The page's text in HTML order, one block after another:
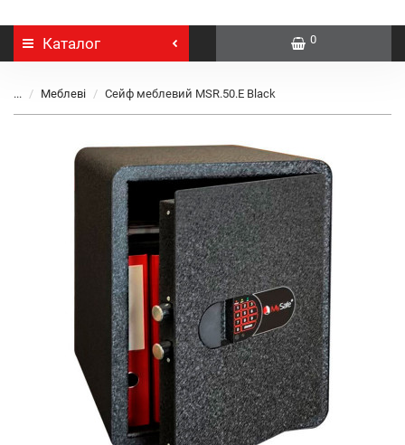
Каталог 0
... Меблеві Сейф меблевий MSR.50.Е Black